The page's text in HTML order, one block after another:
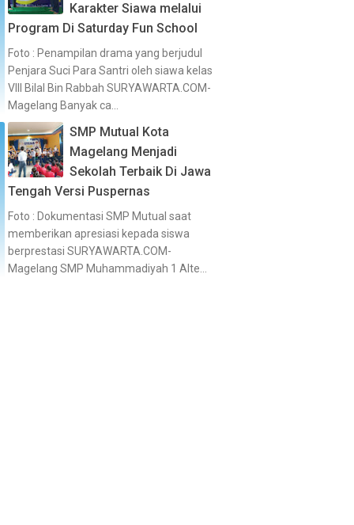
Karakter Siawa melalui
Program Di Saturday Fun School
Foto : Penampilan drama yang berjudul
Penjara Suci Para Santri oleh siawa kelas
VIII Bilal Bin Rabbah SURYAWARTA.COM-
Magelang Banyak ca...
SMP Mutual Kota
Magelang Menjadi
Sekolah Terbaik Di Jawa
Tengah Versi Puspernas
Foto : Dokumentasi SMP Mutual saat
memberikan apresiasi kepada siswa
berprestasi SURYAWARTA.COM-
Magelang SMP Muhammadiyah 1 Alte...